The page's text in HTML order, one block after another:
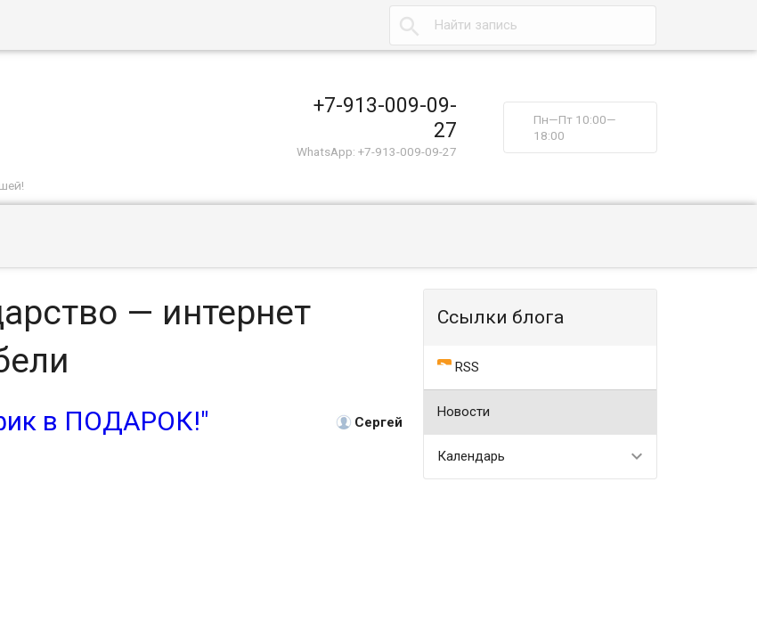

+7-913-009-09-
27
WhatsApp: +7-913-009-09-27
Пн—Пт 10:00—
18:00
Ссылки блога
RSS
Новости
Календарь
— интернет
в ПОДАРОК!" Сергей